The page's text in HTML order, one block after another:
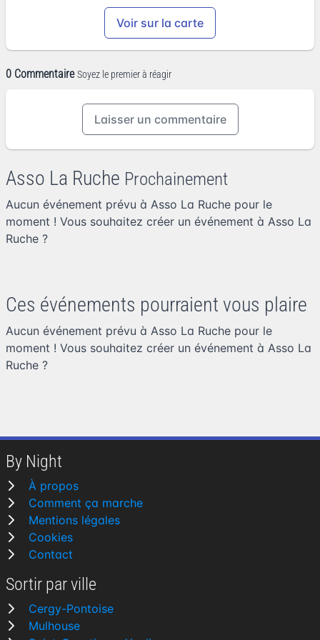
Voir sur la carte
0 Commentaire Soyez le premier à réagir
Laisser un commentaire
Asso La Ruche Prochainement
Aucun événement prévu à Asso La Ruche pour le
moment ! Vous souhaitez créer un événement à Asso La
Ruche ?
Ces événements pourraient vous plaire
Aucun événement prévu à Asso La Ruche pour le
moment ! Vous souhaitez créer un événement à Asso La
Ruche ?
By Night
À propos
Comment ça marche
Mentions légales
Cookies
Contact
Sortir par ville
Cergy-Pontoise
Mulhouse